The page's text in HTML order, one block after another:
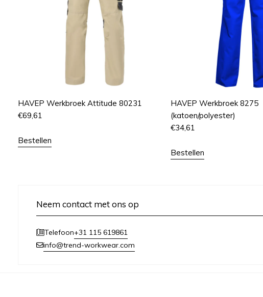
HAVEP Werkbroek Attitude 80231
€69,61
Bestellen
HAVEP Werkbroek 8275
(katoen/polyester)
€34,61
Bestellen
Neem contact met ons op
Telefoon+31 115 619861
info@trend-workwear.com